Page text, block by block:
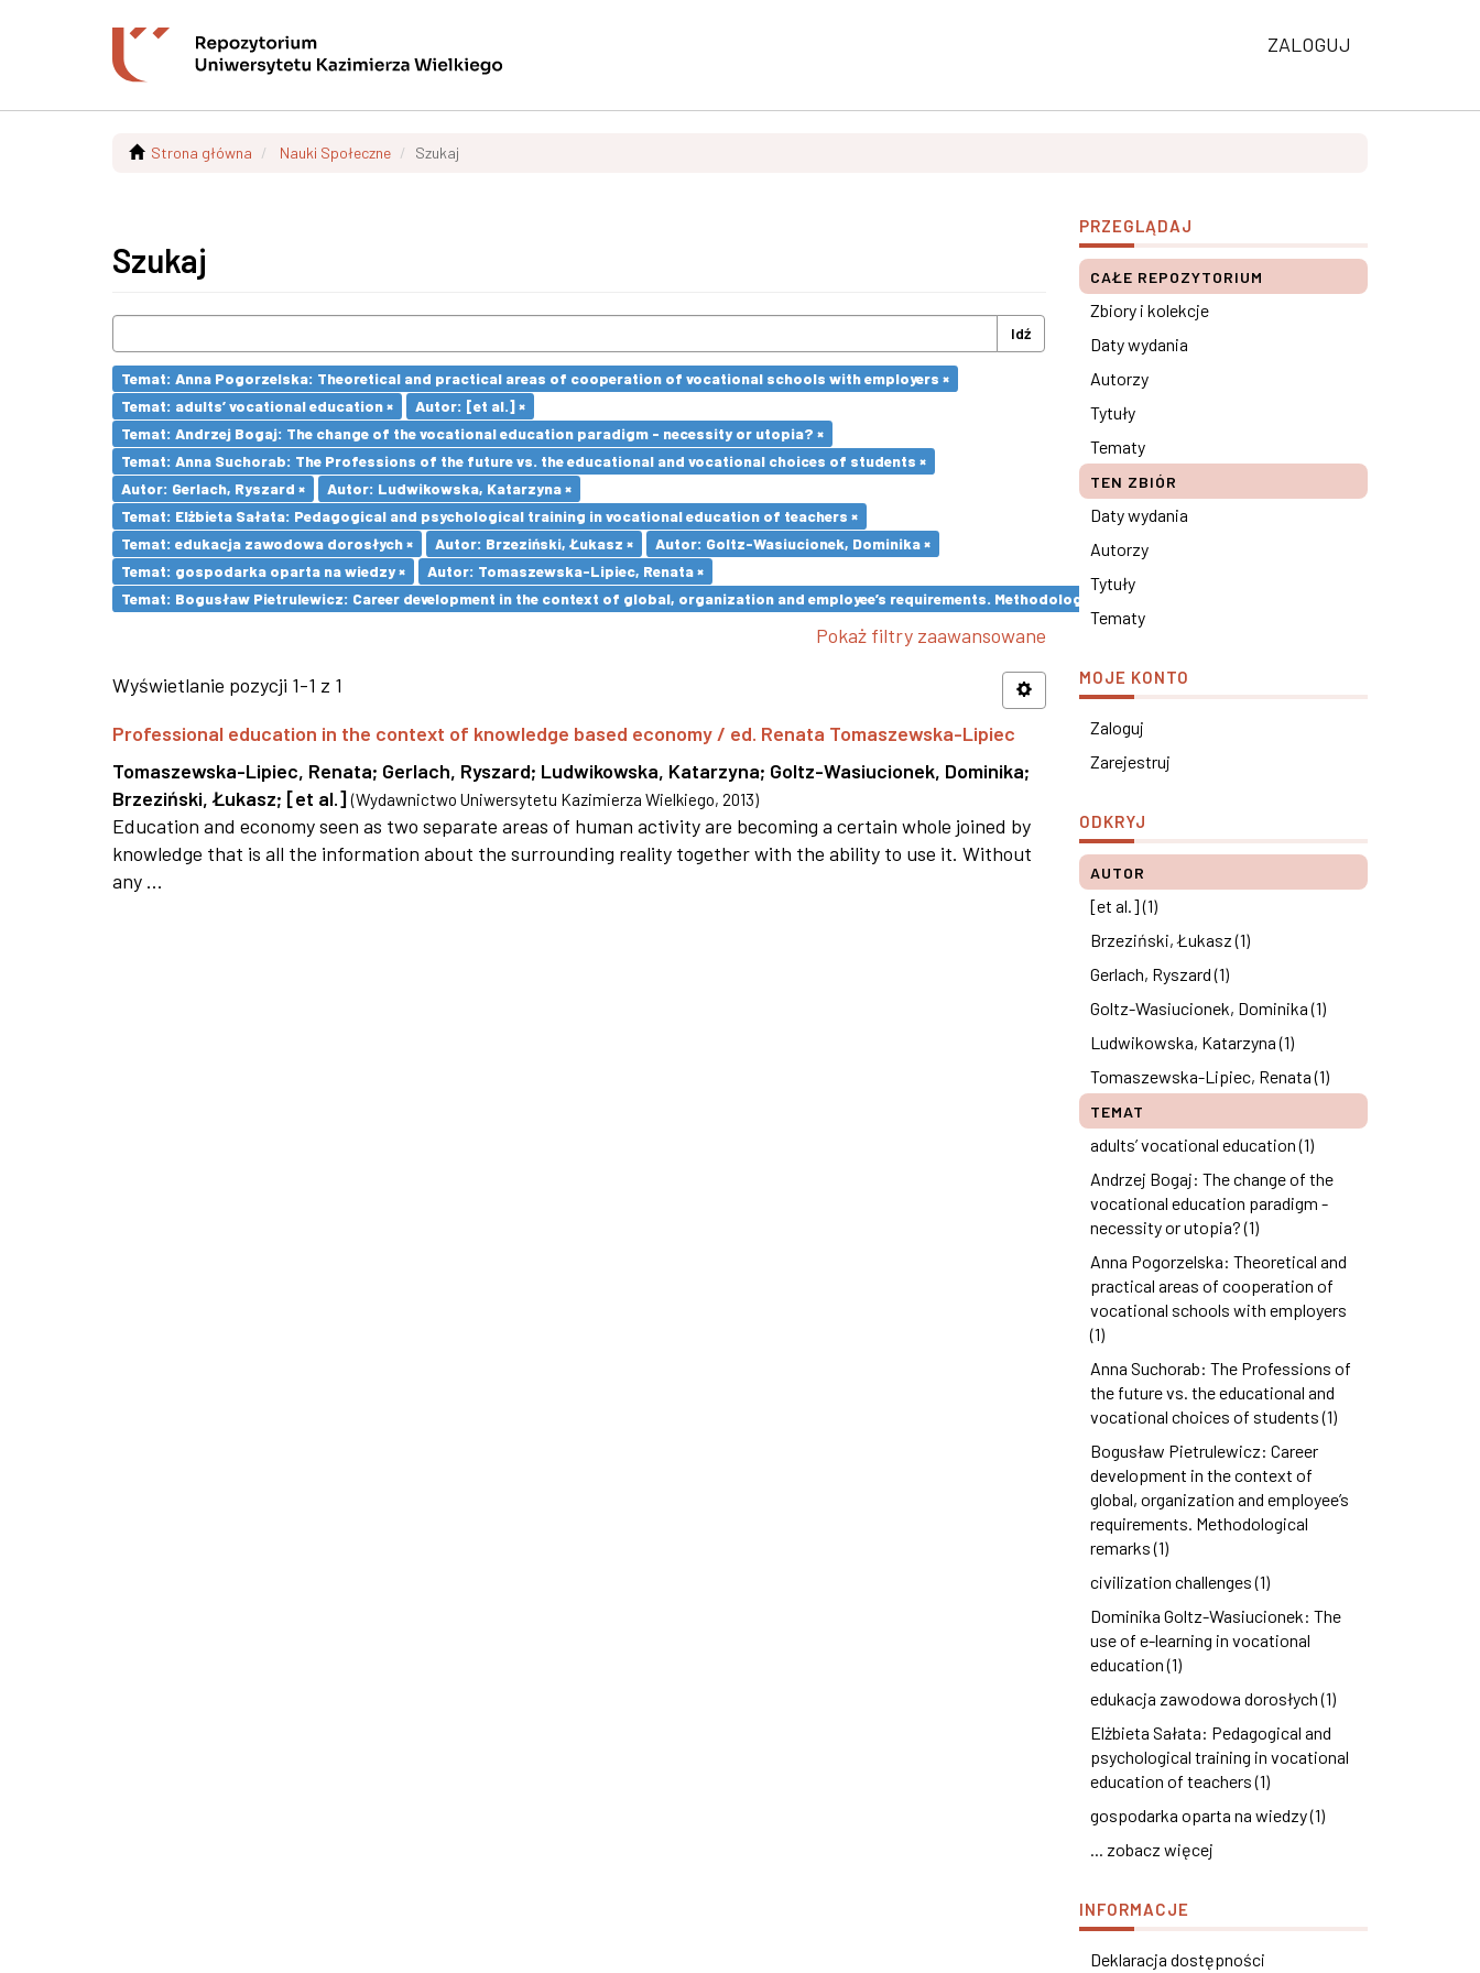
ZALOGUJ
Strona główna Nauki Społeczne Szukaj
Szukaj
Idź
Temat: Anna Pogorzelska: Theoretical and practical areas of cooperation of vocational schools with employers ×
Temat: adults’ vocational education ×
Autor: [et al.] ×
Temat: Andrzej Bogaj: The change of the vocational education paradigm - necessity or utopia? ×
Temat: Anna Suchorab: The Professions of the future vs. the educational and vocational choices of students ×
Autor: Gerlach, Ryszard ×
Autor: Ludwikowska, Katarzyna ×
Temat: Elżbieta Sałata: Pedagogical and psychological training in vocational education of teachers ×
Temat: edukacja zawodowa dorosłych ×
Autor: Brzeziński, Łukasz ×
Autor: Goltz-Wasiucionek, Dominika ×
Temat: gospodarka oparta na wiedzy ×
Autor: Tomaszewska-Lipiec, Renata ×
Temat: Bogusław Pietrulewicz: Career development in the context of global, organization and employee’s requirements. Methodological remarks ×
Pokaż filtry zaawansowane
Wyświetlanie pozycji 1-1 z 1
Professional education in the context of knowledge based economy / ed. Renata Tomaszewska-Lipiec
Tomaszewska-Lipiec, Renata; Gerlach, Ryszard; Ludwikowska, Katarzyna; Goltz-Wasiucionek, Dominika;
Brzeziński, Łukasz; [et al.] (Wydawnictwo Uniwersytetu Kazimierza Wielkiego, 2013)
Education and economy seen as two separate areas of human activity are becoming a certain whole joined by
knowledge that is all the information about the surrounding reality together with the ability to use it. Without
any ...
PRZEGLĄDAJ
CAŁE REPOZYTORIUM
Zbiory i kolekcje
Daty wydania
Autorzy
Tytuły
Tematy
TEN ZBIÓR
Daty wydania
Autorzy
Tytuły
Tematy
MOJE KONTO
Zaloguj
Zarejestruj
ODKRYJ
AUTOR
[et al.] (1)
Brzeziński, Łukasz (1)
Gerlach, Ryszard (1)
Goltz-Wasiucionek, Dominika (1)
Ludwikowska, Katarzyna (1)
Tomaszewska-Lipiec, Renata (1)
TEMAT
adults’ vocational education (1)
Andrzej Bogaj: The change of the
vocational education paradigm -
necessity or utopia? (1)
Anna Pogorzelska: Theoretical and
practical areas of cooperation of
vocational schools with employers
(1)
Anna Suchorab: The Professions of
the future vs. the educational and
vocational choices of students (1)
Bogusław Pietrulewicz: Career
development in the context of
global, organization and employee’s
requirements. Methodological
remarks (1)
civilization challenges (1)
Dominika Goltz-Wasiucionek: The
use of e-learning in vocational
education (1)
edukacja zawodowa dorosłych (1)
Elżbieta Sałata: Pedagogical and
psychological training in vocational
education of teachers (1)
gospodarka oparta na wiedzy (1)
... zobacz więcej
INFORMACJE
Deklaracja dostępności